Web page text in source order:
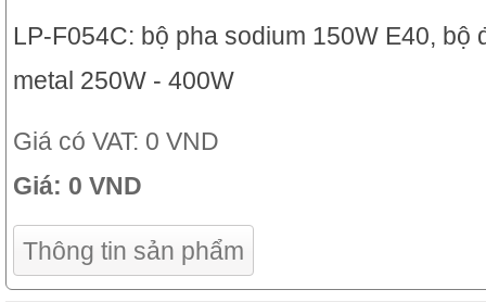
LP-F054C: bộ pha sodium 150W E40, bộ
metal 250W - 400W
Giá có VAT: 0 VND
Giá: 0 VND
Thông tin sản phẩm